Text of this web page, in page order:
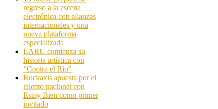
regreso a la escena
electrónica con alianzas
internacionales y una
nueva plataforma
especializada
LARU comienza su
historia artística con
“Contra el Río”
Rockaxis apuesta por el
talento nacional con
Estoy Bien como primer
invitado